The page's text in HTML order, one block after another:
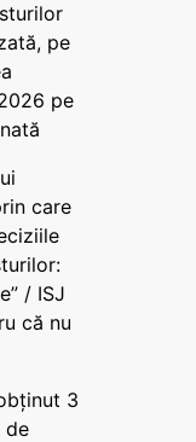
pe
pe
care
/ ISJ
că nu
3
de